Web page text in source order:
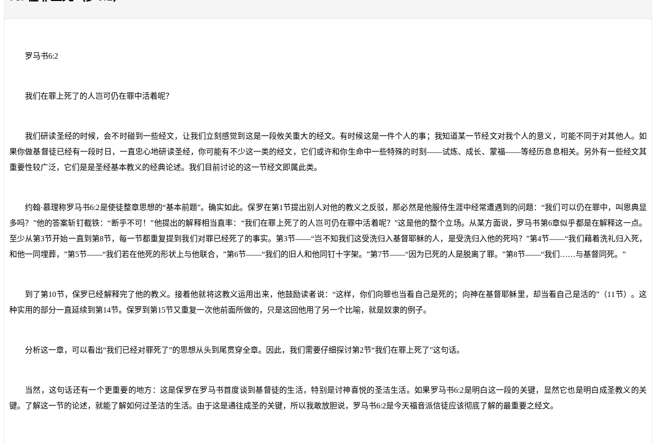
罗马书6:2
我们在罪上死了的人岂可仍在罪中活着呢？
我们研读圣经的时候，会不时碰到一些经文，让我们立刻感觉到这是一段攸关重大的经文。有时候这是一件个人的事；我知道某一节经文对我个人的意义，可能不同于对其他人。如
果你做基督徒已经有一段时日，一直忠心地研读圣经，你可能有不少这一类的经文，它们或许和你生命中一些特殊的时刻——试炼、成长、蒙福——等经历息息相关。另外有一些经文其
重要性较广泛，它们是是圣经基本教义的经典论述。我们目前讨论的这一节经文即属此类。
约翰·慕理称罗马书6:2是使徒整章思想的“基本前题”。确实如此。保罗在第1节提出别人对他的教义之反驳，那必然是他服侍生涯中经常遭遇到的问题：“我们可以仍在罪中，叫恩典显
多吗？”他的答案斩钉截铁：“断乎不可！”他提出的解释相当直率：“我们在罪上死了的人岂可仍在罪中活着呢？”这是他的整个立场。从某方面说，罗马书第6章似乎都是在解释这一点。
至少从第3节开始一直到第8节，每一节都重复提到我们对罪已经死了的事实。第3节——“岂不知我们这受洗归入基督耶稣的人，是受洗归入他的死吗？”第4节——“我们藉着洗礼归入死，
和他一同埋葬，”第5节——“我们若在他死的形状上与他联合，”第6节——“我们的旧人和他同钉十字架。”第7节——“因为已死的人是脱离了罪。”第8节——“我们……与基督同死。”
到了第10节，保罗已经解释完了他的教义。接着他就将这教义运用出来，他鼓励读者说：“这样，你们向罪也当看自己是死的；向神在基督耶稣里，却当看自己是活的”（11 节）。这
种实用的部分一直延续到第14节。保罗到第15节又重复一次他前面所做的，只是这回他用了另一个比喻，就是奴隶的例子。
分析这一章，可以看出“我们已经对罪死了”的思想从头到尾贯穿全章。因此，我们需要仔细探讨第2节“我们在罪上死了”这句话。
当然，这句话还有一个更重要的地方：这是保罗在罗马书首度谈到基督徒的生活，特别是讨神喜悦的圣洁生活。如果罗马书6:2是明白这一段的关键，显然它也是明白成圣教义的关
键。了解这一节的论述，就能了解如何过圣洁的生活。由于这是通往成圣的关键，所以我敢放胆说，罗马书6:2是今天福音派信徒应该彻底了解的最重要之经文。